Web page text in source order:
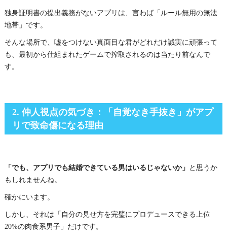
独身証明書の提出義務がないアプリは、言わば「ルール無用の無法
地帯」です。
そんな場所で、嘘をつけない真面目な君がどれだけ誠実に頑張って
も、最初から仕組まれたゲームで搾取されるのは当たり前なんで
す。
2. 仲人視点の気づき：「自覚なき手抜き」がアプ
リで致命傷になる理由
「でも、アプリでも結婚できている男はいるじゃないか」 と思うか
もしれませんね。
確かにいます。
しかし、それは「自分の見せ方を完璧にプロデュースできる上位
20%の肉食系男子」だけです。